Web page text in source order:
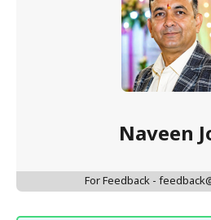
Naveen
For Feedback -